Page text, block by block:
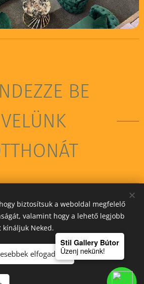
BE
VELÜNK
STIL GALLERY KFT
biztosítsuk a weboldal megfelelő
valamint hogy a lehető legjobb
Neked.
elfogadása
Stil Gallery Bútor
Üzenj nekünk!